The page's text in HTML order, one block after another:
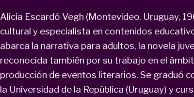
Alicia Escardó Vegh (Montevideo, Uruguay,
cultural y especialista en contenidos
abarca la narrativa para adultos, la novela
reconocida también por su trabajo en el
producción de eventos literarios. Se graduó
la Universidad de la República (Uruguay) y